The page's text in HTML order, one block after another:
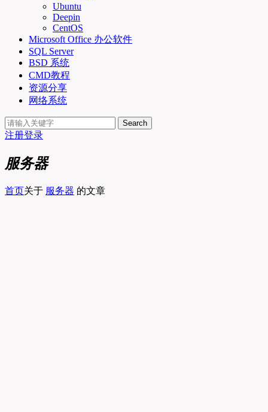
Ubuntu
Deepin
CentOS
Microsoft Office 办公软件
SQL Server
BSD 系统
CMD教程
资源分享
网络系统
Search
注册登录
服务器
首页关于 服务器 的文章